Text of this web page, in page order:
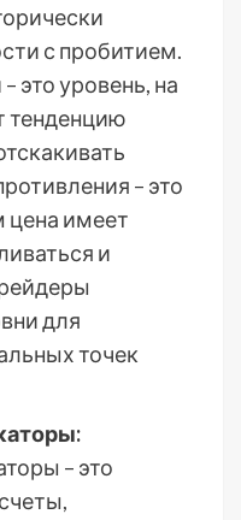
с пробитием.
это уровень, на
тенденцию
– это
цена имеет
и
для
точек
– это